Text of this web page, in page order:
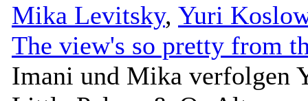
Mika Levitsky, Yuri
The view's so pretty from
Imani und Mika verfolgen